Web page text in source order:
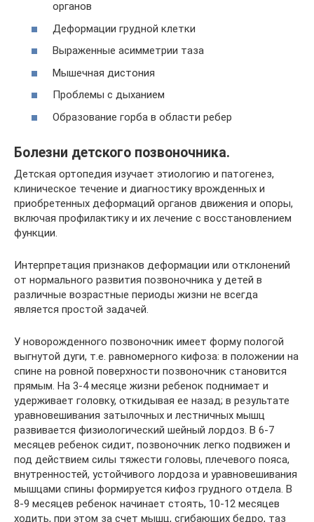
органов
Деформации грудной клетки
Выраженные асимметрии таза
Мышечная дистония
Проблемы с дыханием
Образование горба в области ребер
Болезни детского позвоночника.
Детская ортопедия изучает этиологию и патогенез,
клиническое течение и диагностику врожденных и
приобретенных деформаций органов движения и опоры,
включая профилактику и их лечение с восстановлением
функции.
Интерпретация признаков деформации или отклонений
от нормального развития позвоночника у детей в
различные возрастные периоды жизни не всегда
является простой задачей.
У новорожденного позвоночник имеет форму пологой
выгнутой дуги, т.е. равномерного кифоза: в положении на
спине на ровной поверхности позвоночник становится
прямым. На 3-4 месяце жизни ребенок поднимает и
удерживает головку, откидывая ее назад; в результате
уравновешивания затылочных и лестничных мышц
развивается физиологический шейный лордоз. В 6-7
месяцев ребенок сидит, позвоночник легко подвижен и
под действием силы тяжести головы, плечевого пояса,
внутренностей, устойчивого лордоза и уравновешивания
мышцами спины формируется кифоз грудного отдела. В
8-9 месяцев ребенок начинает стоять, 10-12 месяцев
ходить, при этом за счет мышц, сгибающих бедро, таз